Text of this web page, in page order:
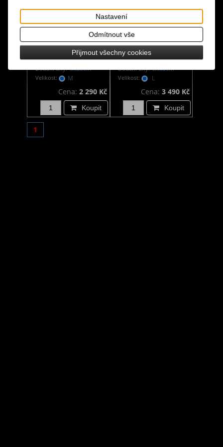
Gotický kabát pánský
v otřepeném stylu
Dodání dny:skladem
Velikost:
M
Cena: 2 290 Kč
Koupit
Gotický kabát pánský
s přezkami
Dodání dny:skladem
Velikost:
L
Cena:3 490 Kč
Koupit
1
Nastavení
Odmítnout vše
Přijmout všechny cookies